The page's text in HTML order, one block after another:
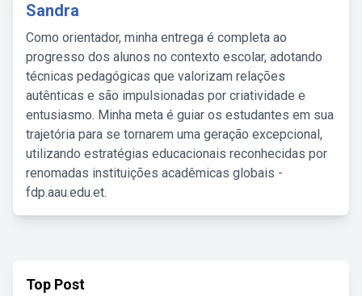
Sandra
Como orientador, minha entrega é completa ao
progresso dos alunos no contexto escolar, adotando
técnicas pedagógicas que valorizam relações
autênticas e são impulsionadas por criatividade e
entusiasmo. Minha meta é guiar os estudantes em sua
trajetória para se tornarem uma geração excepcional,
utilizando estratégias educacionais reconhecidas por
renomadas instituições acadêmicas globais -
fdp.aau.edu.et.
Top Post